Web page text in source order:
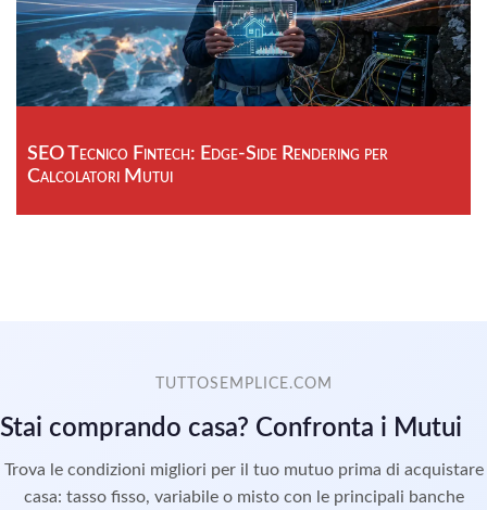
SEO Tecnico Fintech: Edge-Side Rendering per
Calcolatori Mutui
TUTTOSEMPLICE.COM
Stai comprando casa? Confronta i Mutui
Trova le condizioni migliori per il tuo mutuo prima di acquistare
casa: tasso fisso, variabile o misto con le principali banche